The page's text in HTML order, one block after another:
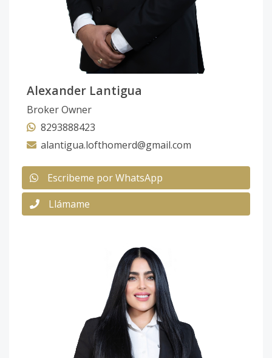
Alexander Lantigua
Broker Owner
8293888423
alantigua.lofthomerd@gmail.com
Escribeme por WhatsApp
Llámame